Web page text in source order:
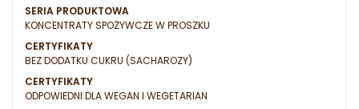
SERIA PRODUKTOWA
KONCENTRATY SPOŻYWCZE W PROSZKU
CERTYFIKATY
BEZ DODATKU CUKRU (SACHAROZY)
CERTYFIKATY
ODPOWIEDNI DLA WEGAN I WEGETARIAN